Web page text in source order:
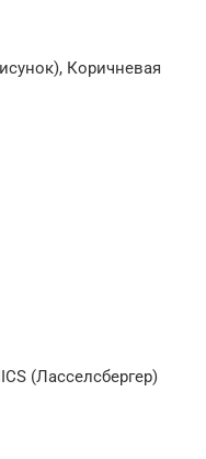
Коричневая
(Ласселсбергер)